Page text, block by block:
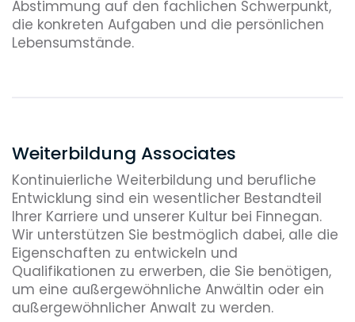
Abstimmung auf den fachlichen Schwerpunkt,
die konkreten Aufgaben und die persönlichen
Lebensumstände.
Weiterbildung Associates
Kontinuierliche Weiterbildung und berufliche
Entwicklung sind ein wesentlicher Bestandteil
Ihrer Karriere und unserer Kultur bei Finnegan.
Wir unterstützen Sie bestmöglich dabei, alle die
Eigenschaften zu entwickeln und
Qualifikationen zu erwerben, die Sie benötigen,
um eine außergewöhnliche Anwältin oder ein
außergewöhnlicher Anwalt zu werden.